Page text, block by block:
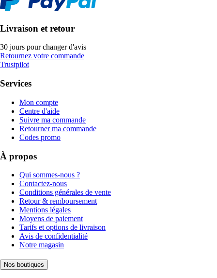
Livraison et retour
30 jours pour changer d'avis
Retournez votre commande
Trustpilot
Services
Mon compte
Centre d'aide
Suivre ma commande
Retourner ma commande
Codes promo
À propos
Qui sommes-nous ?
Contactez-nous
Conditions générales de vente
Retour & remboursement
Mentions légales
Moyens de paiement
Tarifs et options de livraison
Avis de confidentialité
Notre magasin
Nos boutiques